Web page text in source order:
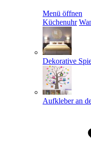
Menü öffnen
Küchenuhr
Dekorative
Aufkleber an